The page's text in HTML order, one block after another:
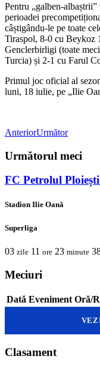
Pentru „galben-albaștrii”
perioadei
câștigându-le pe toate
Tiraspol, 8-0 cu Beykoz
Genclerbirligi (toate
Turcia) și 2-1 cu Farul
Primul joc oficial al
luni, 18 iulie, pe „Ilie
AnteriorUrmător
Următorul meci
FC Petrolul
Stadion Ilie Oană
Superliga
03 zile 11 ore 23 minute
Meciuri
Dată Eveniment Oră/
Clasament